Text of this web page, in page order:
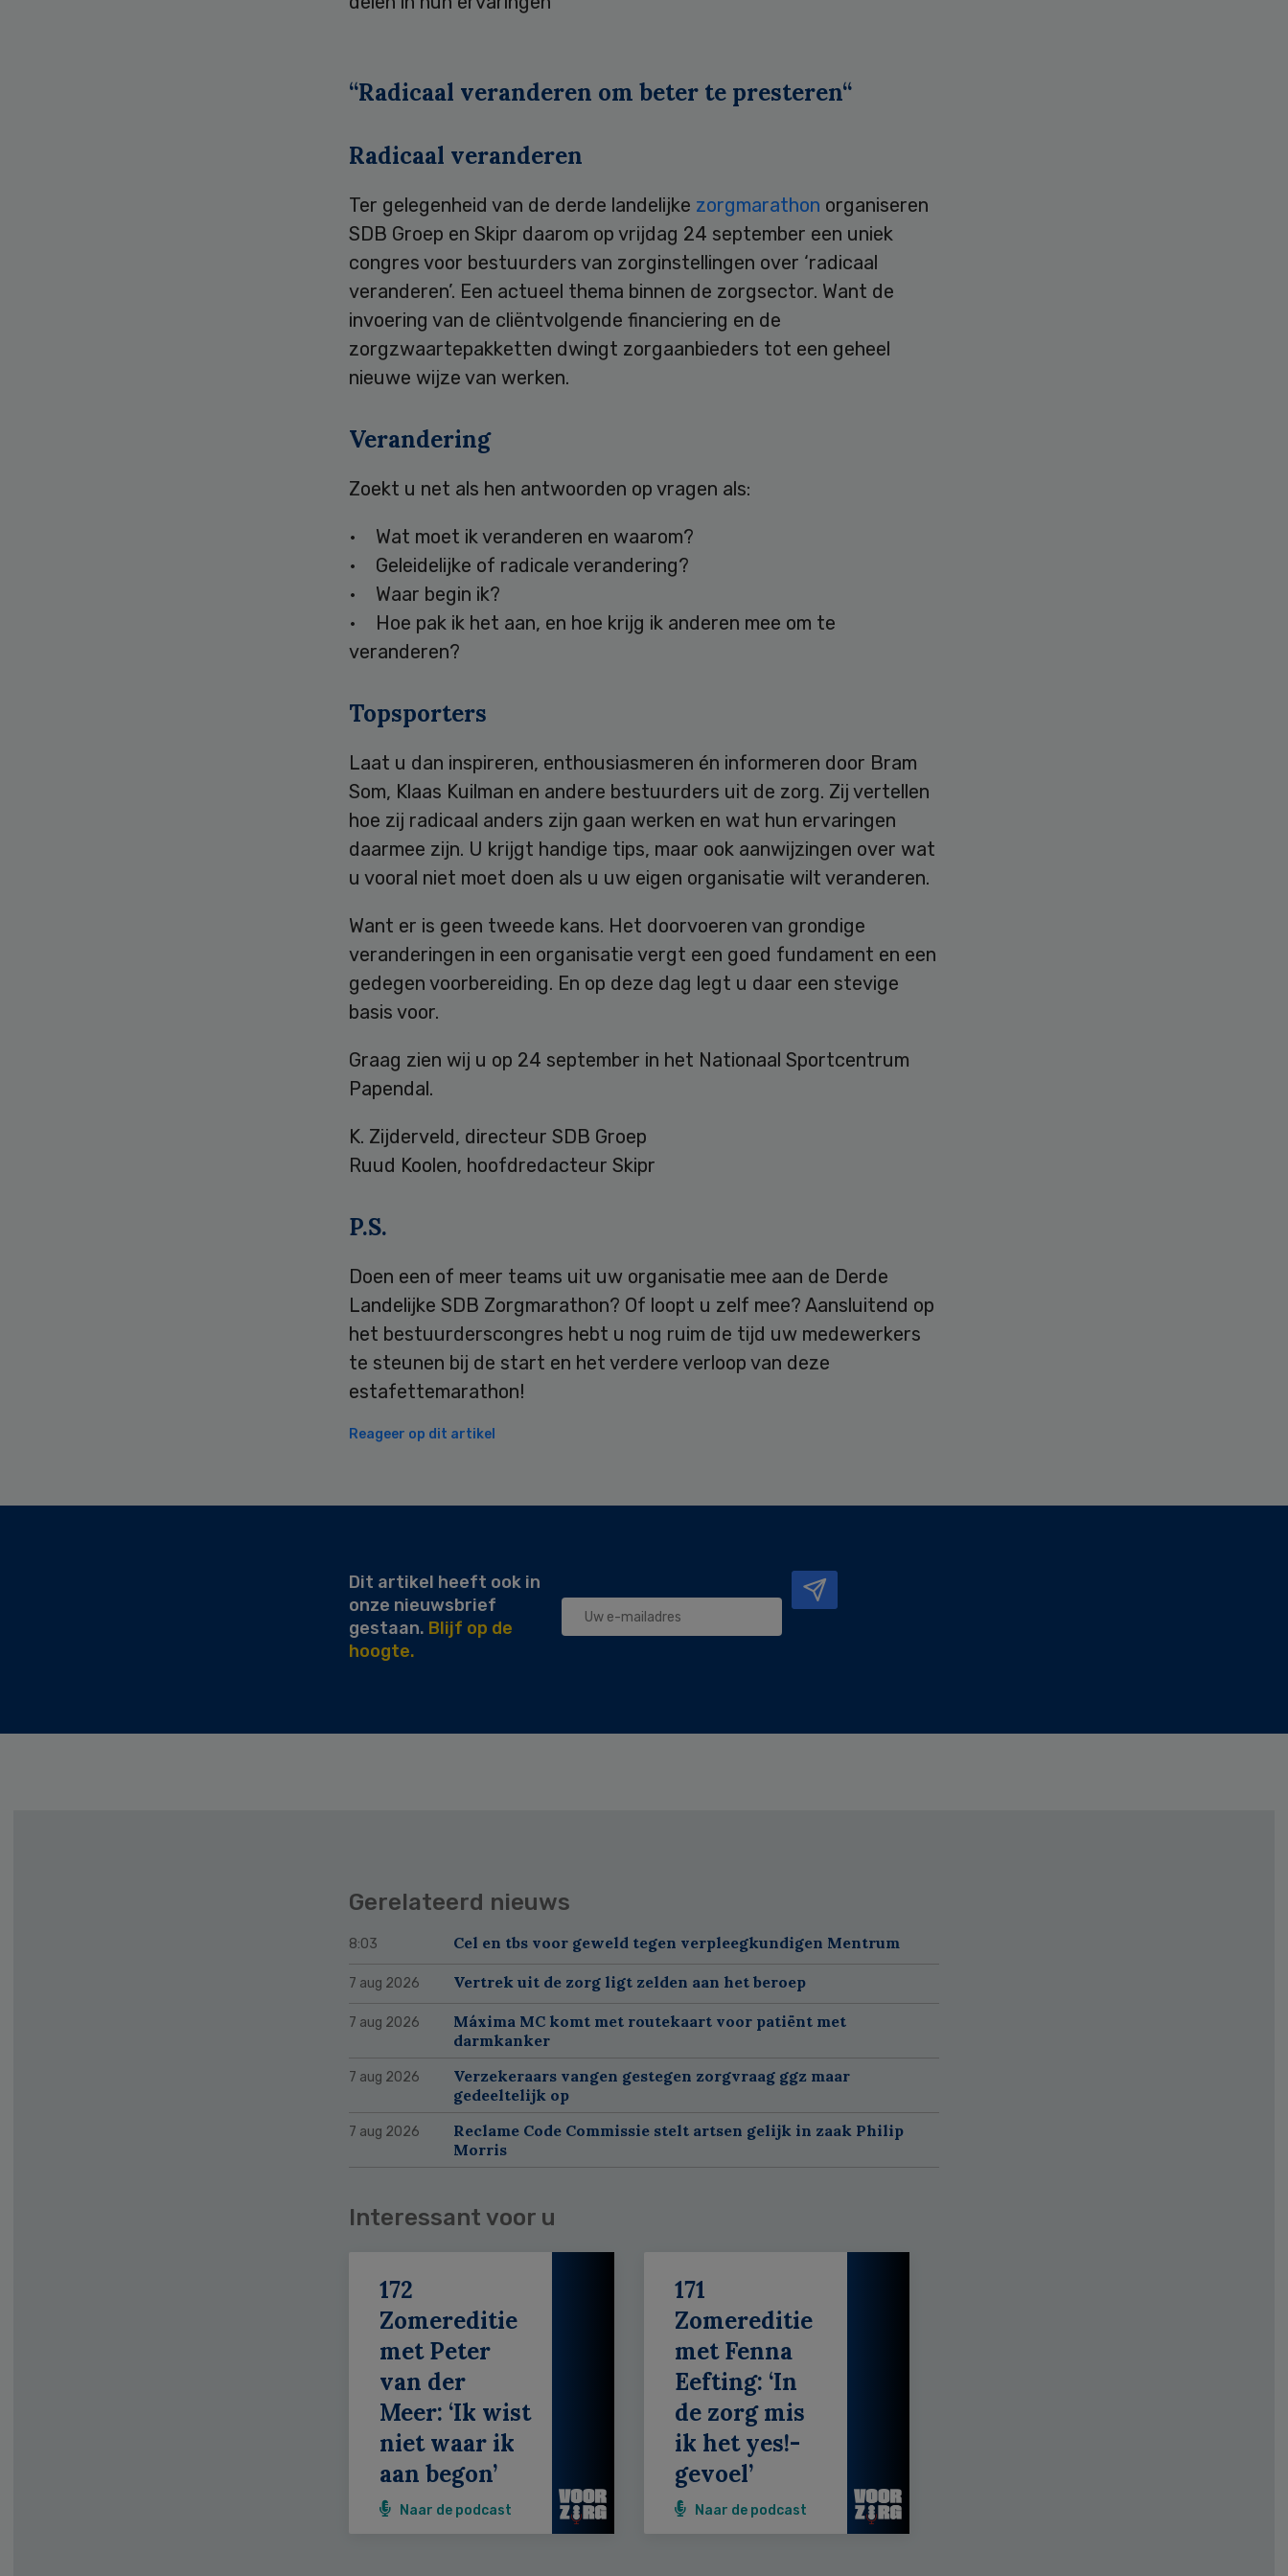
“Radicaal veranderen om beter te presteren“
Radicaal veranderen
Ter gelegenheid van de derde landelijke zorgmarathon organiseren
SDB Groep en Skipr daarom op vrijdag 24 september een uniek
congres voor bestuurders van zorginstellingen over ‘radicaal
veranderen’. Een actueel thema binnen de zorgsector. Want de
invoering van de cliëntvolgende financiering en de
zorgzwaartepakketten dwingt zorgaanbieders tot een geheel
nieuwe wijze van werken.
Verandering
Zoekt u net als hen antwoorden op vragen als:
• Wat moet ik veranderen en waarom?
• Geleidelijke of radicale verandering?
• Waar begin ik?
• Hoe pak ik het aan, en hoe krijg ik anderen mee om te
veranderen?
Topsporters
Laat u dan inspireren, enthousiasmeren én informeren door Bram
Som, Klaas Kuilman en andere bestuurders uit de zorg. Zij vertellen
hoe zij radicaal anders zijn gaan werken en wat hun ervaringen
daarmee zijn. U krijgt handige tips, maar ook aanwijzingen over wat
u vooral niet moet doen als u uw eigen organisatie wilt veranderen.
Want er is geen tweede kans. Het doorvoeren van grondige
veranderingen in een organisatie vergt een goed fundament en een
gedegen voorbereiding. En op deze dag legt u daar een stevige
basis voor.
Graag zien wij u op 24 september in het Nationaal Sportcentrum
Papendal.
K. Zijderveld, directeur SDB Groep
Ruud Koolen, hoofdredacteur Skipr
P.S.
Doen een of meer teams uit uw organisatie mee aan de Derde
Landelijke SDB Zorgmarathon? Of loopt u zelf mee? Aansluitend op
het bestuurderscongres hebt u nog ruim de tijd uw medewerkers
te steunen bij de start en het verdere verloop van deze
estafettemarathon!
Reageer op dit artikel
Secondary
Dit artikel heeft ook in
onze nieuwsbrief
gestaan. Blijf op de
hoogte.
Gerelateerd nieuws
8:03 Cel en tbs voor geweld tegen verpleegkundigen Mentrum
7 aug 2026 Vertrek uit de zorg ligt zelden aan het beroep
7 aug 2026
Máxima MC komt met routekaart voor patiënt met
darmkanker
7 aug 2026
Verzekeraars vangen gestegen zorgvraag ggz maar
gedeeltelijk op
7 aug 2026
Reclame Code Commissie stelt artsen gelijk in zaak Philip
Morris
Interessant voor u
172
Zomereditie
met Peter
van der
Meer: ‘Ik wist
niet waar ik
aan begon’
Naar de podcast
171
Zomereditie
met Fenna
Eefting: ‘In
de zorg mis
ik het yes!-
gevoel’
Naar de podcast